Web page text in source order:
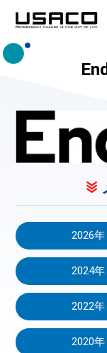
2026年
2024年
2022年
2020年